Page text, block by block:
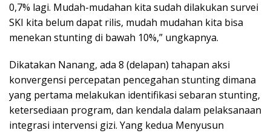
0,7% lagi. Mudah-mudahan kita sudah dilakukan survei
SKI kita belum dapat rilis, mudah mudahan kita bisa
menekan stunting di bawah 10%,” ungkapnya.
Dikatakan Nanang, ada 8 (delapan) tahapan aksi
konvergensi percepatan pencegahan stunting dimana
yang pertama melakukan identifikasi sebaran stunting,
ketersediaan program, dan kendala dalam pelaksanaan
integrasi intervensi gizi. Yang kedua Menyusun